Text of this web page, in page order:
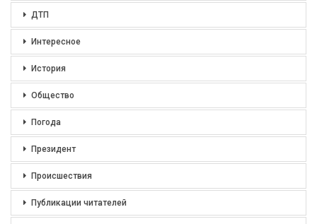
ДТП
Интересное
История
Общество
Погода
Президент
Происшествия
Публикации читателей